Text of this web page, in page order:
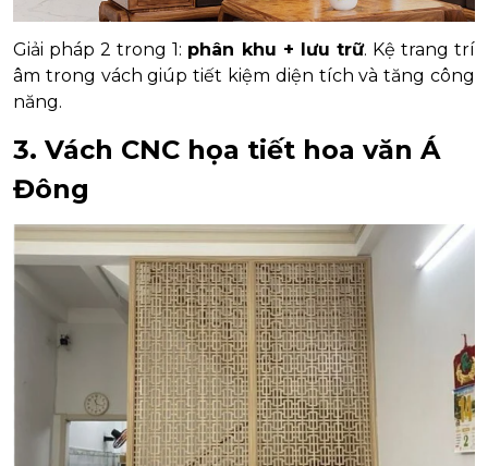
Giải pháp 2 trong 1: phân khu + lưu trữ. Kệ trang trí
âm trong vách giúp tiết kiệm diện tích và tăng công
năng.
3. Vách CNC họa tiết hoa văn Á
Đông